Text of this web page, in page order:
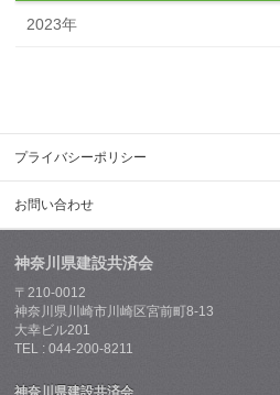
2023年
プライバシーポリシー
お問い合わせ
神奈川県建設共済会
〒210-0012
神奈川県川崎市川崎区宮前町8-13
大幸ビル201
TEL : 044-200-8211
神奈川県建設共済会